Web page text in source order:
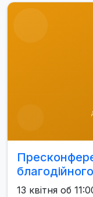
13 квітня об